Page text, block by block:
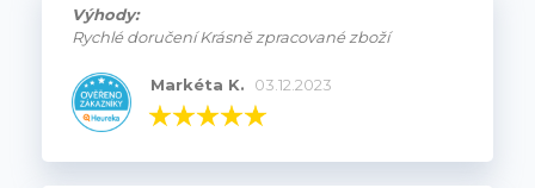
Výhody:
Rychlé doručení Krásně zpracované zboží
Markéta K. 03.12.2023